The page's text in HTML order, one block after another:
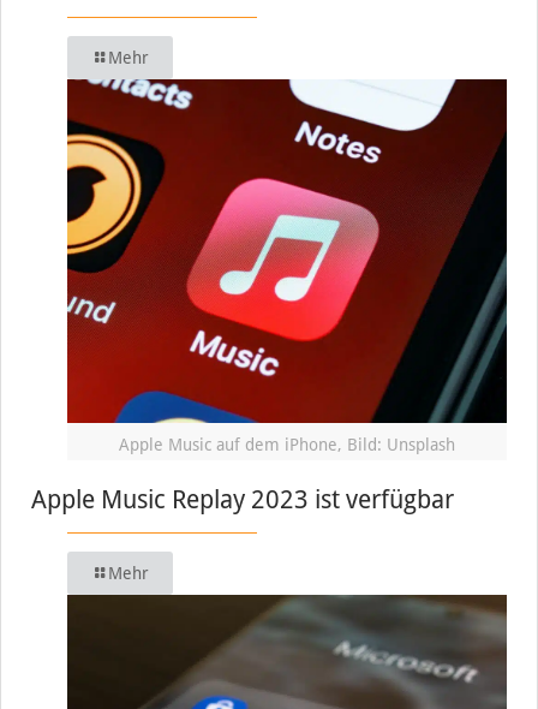
Mehr
Apple Music auf dem iPhone, Bild: Unsplash
Apple Music Replay 2023 ist verfügbar
Mehr